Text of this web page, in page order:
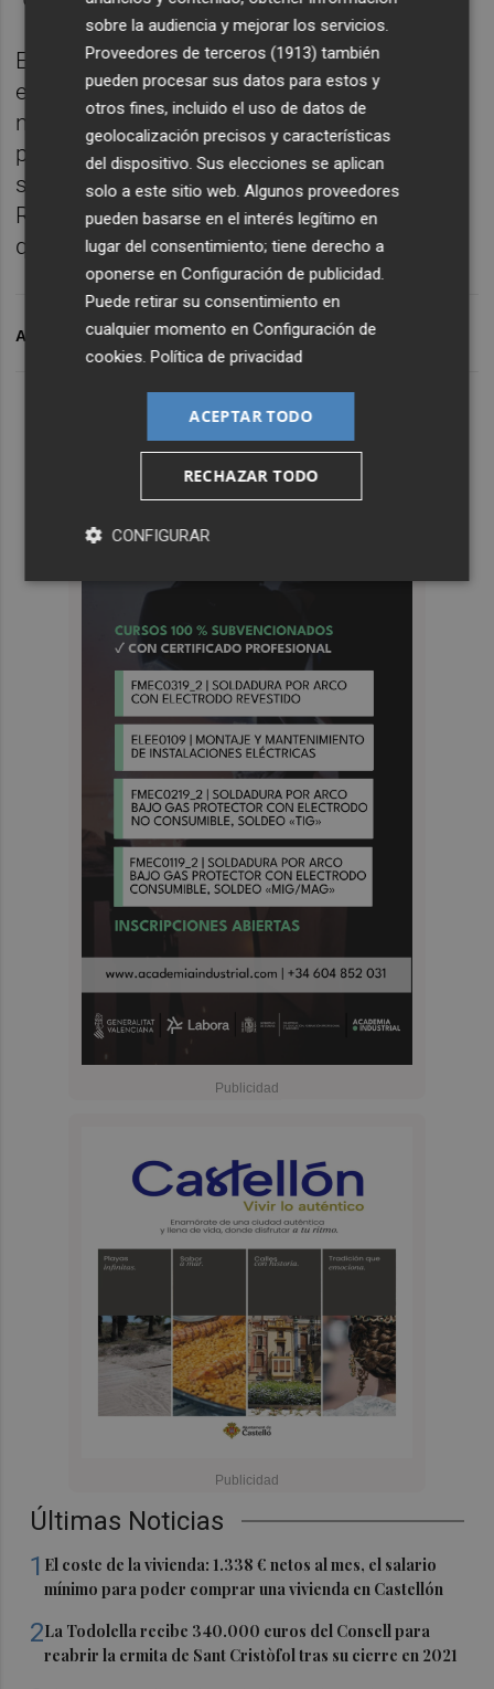
Últimas Noticias
1 El coste de la vivienda: 1.338 € netos al mes, el salario
mínimo para poder comprar una vivienda en Castellón
2La Todolella recibe 340.000 euros del Consell para
reabrir la ermita de Sant Cristòfol tras su cierre en 2021
En este sentido, las fuentes consultadas de
esta formación señalan que existía una
negociación abierta sobre esta cuestión
pero que, en medio de las conversaciones,
se encontraron con la designación de
Romero, algo que causó malestar y ahora
quieren revertir.
ARCHIVADO EN FVMP
sobre la audiencia y mejorar los servicios.
Proveedores de terceros (1913) también
pueden procesar sus datos para estos y
otros fines, incluido el uso de datos de
geolocalización precisos y características
del dispositivo. Sus elecciones se aplican
solo a este sitio web. Algunos proveedores
pueden basarse en el interés legítimo en
lugar del consentimiento; tiene derecho a
oponerse enConfiguración de publicidad.
Puede retirar su consentimiento en
cualquier momento enConfiguración de
cookies.Política de privacidad
ACEPTAR TODO
RECHAZAR TODO
CONFIGURAR